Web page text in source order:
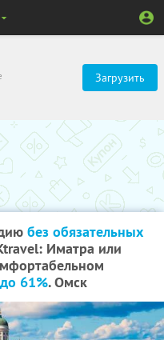
Загрузить
без обязательных
Иматра или
61%. Омск